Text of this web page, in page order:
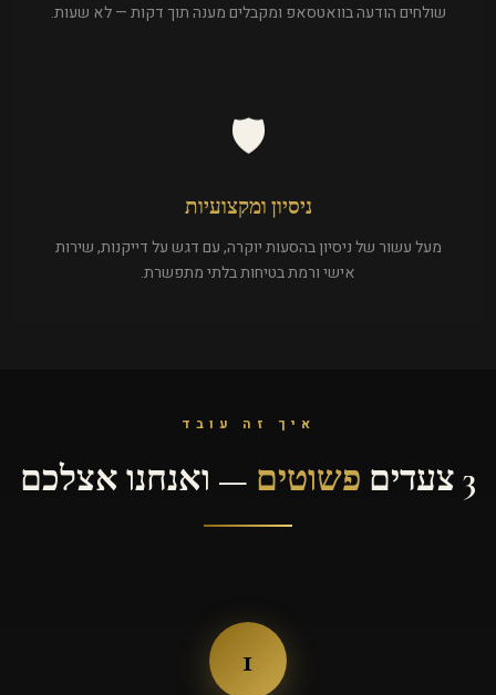
שולחים הודעה בוואטסאפ ומקבלים מענה תוך דקות — לא שעות.
🛡️
ניסיון ומקצועיות
מעל עשור של ניסיון בהסעות יוקרה, עם דגש על דייקנות, שירות
אישי ורמת בטיחות בלתי מתפשרת.
איך זה עובד
3 צעדים פשוטים — ואנחנו אצלכם
1